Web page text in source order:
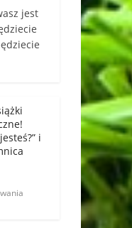
jest
i